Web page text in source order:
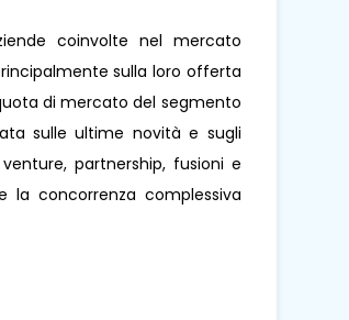
coinvolte nel mercato
sulla loro offerta
di mercato del segmento
sulle ultime novità e sugli
partnership, fusioni e
la concorrenza complessiva